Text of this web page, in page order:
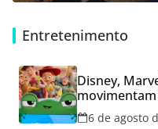
Entretenimento
Disney,
do Aparecida
6 de agosto